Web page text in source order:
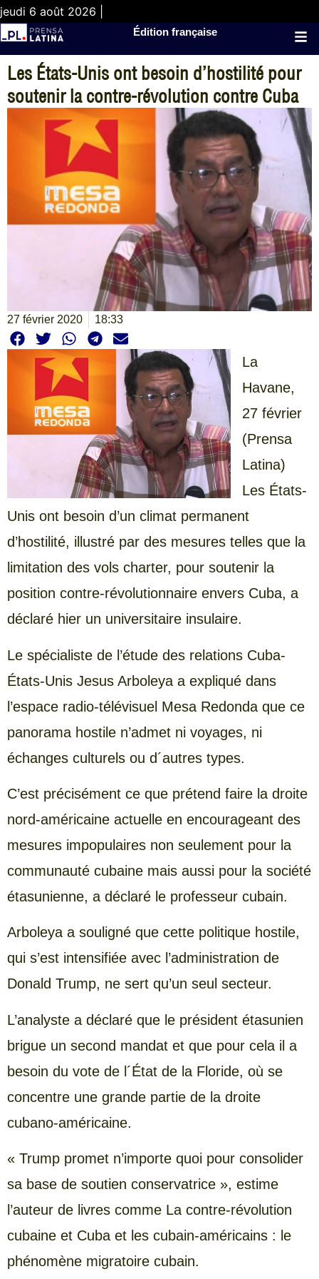
jeudi 6 août 2026 |
Édition française
Les États-Unis ont besoin d’hostilité pour
soutenir la contre-révolution contre Cuba
27 février 2020 18:33
La
Havane,
27 février
(Prensa
Latina)
Les États-
Unis ont besoin d’un climat permanent
d’hostilité, illustré par des mesures telles que la
limitation des vols charter, pour soutenir la
position contre-révolutionnaire envers Cuba, a
déclaré hier un universitaire insulaire.
Le spécialiste de l’étude des relations Cuba-
États-Unis Jesus Arboleya a expliqué dans
l’espace radio-télévisuel Mesa Redonda que ce
panorama hostile n’admet ni voyages, ni
échanges culturels ou d´autres types.
C’est précisément ce que prétend faire la droite
nord-américaine actuelle en encourageant des
mesures impopulaires non seulement pour la
communauté cubaine mais aussi pour la société
étasunienne, a déclaré le professeur cubain.
Arboleya a souligné que cette politique hostile,
qui s’est intensifiée avec l’administration de
Donald Trump, ne sert qu’un seul secteur.
L’analyste a déclaré que le président étasunien
brigue un second mandat et que pour cela il a
besoin du vote de l´État de la Floride, où se
concentre une grande partie de la droite
cubano-américaine.
« Trump promet n’importe quoi pour consolider
sa base de soutien conservatrice », estime
l’auteur de livres comme La contre-révolution
cubaine et Cuba et les cubain-américains : le
phénomène migratoire cubain.